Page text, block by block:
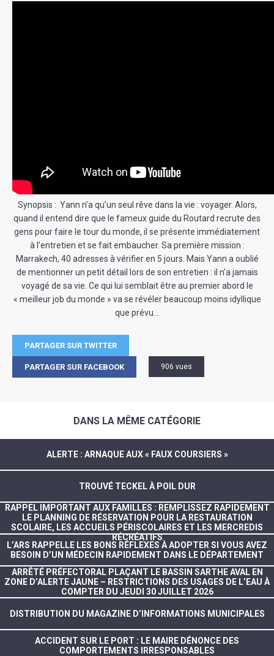
Synopsis : Yann n’a qu’un seul rêve dans la vie : voyager. Alors,
quand il entend dire que le fameux guide du Routard recrute des
gens pour faire le tour du monde, il se présente immédiatement
à l’entretien et se fait embaucher. Sa première mission :
Marrakech, 40 adresses à vérifier en 5 jours. Mais Yann a oublié
de mentionner un petit détail lors de son entretien : il n’a jamais
voyagé de sa vie. Ce qui lui semblait être au premier abord le
« meilleur job du monde » va se révéler beaucoup moins idyllique
que prévu…
PARTAGER SUR TWITTER
PARTAGER SUR FACEBOOK 906 vues
DANS LA MÊME CATÉGORIE
ALERTE : ARNAQUE AUX « FAUX COURSIERS »
TROUVÉ TECKEL À POIL DUR
RAPPEL IMPORTANT AUX FAMILLES : REMPLISSEZ RAPIDEMENT
LE PLANNING DE RÉSERVATION POUR LA RESTAURATION
SCOLAIRE, LES ACCUEILS PÉRISCOLAIRES ET LES MERCREDIS
RÉCRÉATIFS
L’ARS RAPPELLE LES BONS RÉFLEXES À ADOPTER SI VOUS AVEZ
BESOIN D’UN MÉDECIN RAPIDEMENT DANS LE DÉPARTEMENT
ARRÊTÉ PRÉFECTORAL PLAÇANT LE BASSIN SARTHE AVAL EN
ZONE D’ALERTE JAUNE – RESTRICTIONS DES USAGES DE L’EAU À
COMPTER DU JEUDI 30 JUILLET 2026
DISTRIBUTION DU MAGAZINE D’INFORMATIONS MUNICIPALES
ACCIDENT SUR LE PORT : LE MAIRE DÉNONCE DES
COMPORTEMENTS IRRESPONSABLES